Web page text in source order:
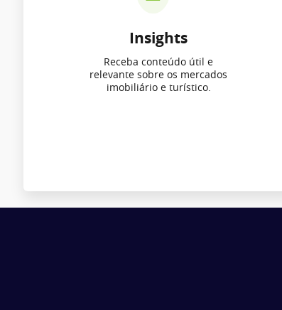
Insights
Receba conteúdo útil e
relevante sobre os mercados
imobiliário e turístico.